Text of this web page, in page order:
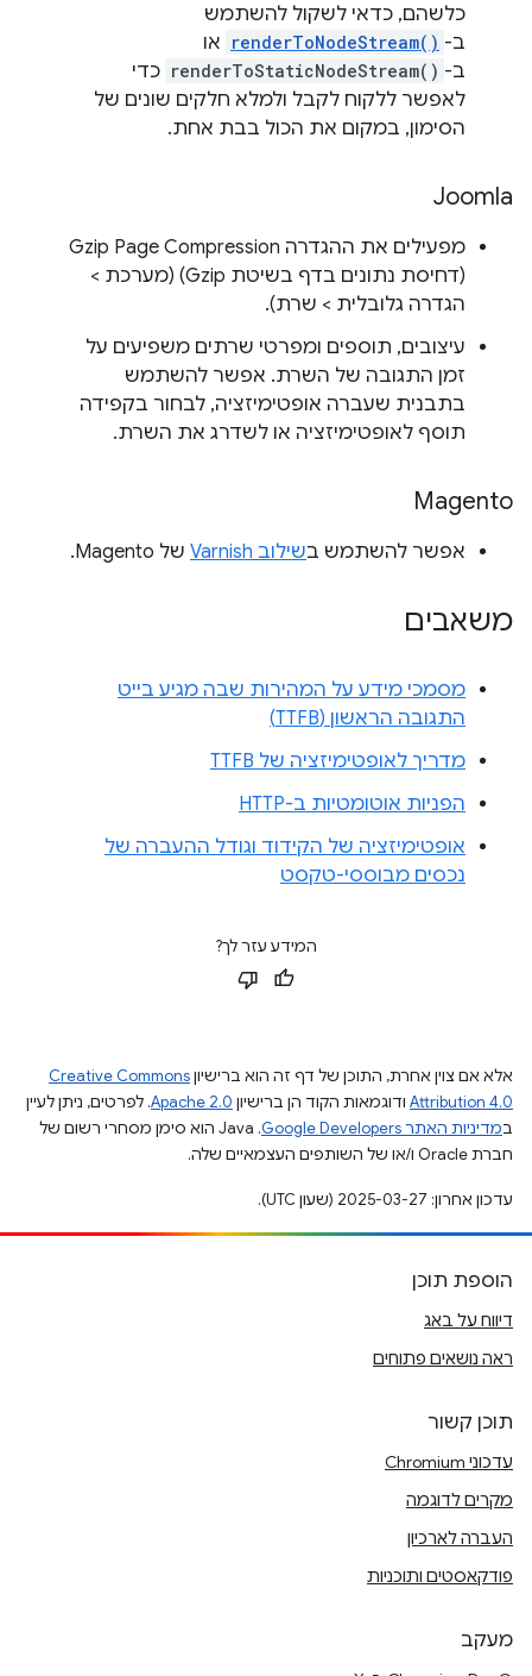
כלשהם, כדאי לשקול להשתמש
ב- renderToNodeStream() או
ב- renderToStaticNodeStream() כדי
לאפשר ללקוח לקבל ולמלא חלקים שונים של
הסימון, במקום את הכול בבת אחת.
Joomla
מפעילים את ההגדרה Gzip Page Compression
(דחיסת נתונים בדף בשיטת Gzip) (מערכת >
הגדרה גלובלית > שרת).
עיצובים, תוספים ומפרטי שרתים משפיעים על
זמן התגובה של השרת. אפשר להשתמש
בתבנית שעברה אופטימיזציה, לבחור בקפידה
תוסף לאופטימיזציה או לשדרג את השרת.
Magento
אפשר להשתמש בשילוב Varnish של Magento.
משאבים
מסמכי מידע על המהירות שבה מגיע בייט
התגובה הראשון (TTFB)
מדריך לאופטימיזציה של TTFB
הפניות אוטומטיות ב-HTTP
אופטימיזציה של הקידוד וגודל ההעברה של
נכסים מבוססי-טקסט
המידע עזר לך?
אלא אם צוין אחרת, התוכן של דף זה הוא ברישיוןCreative Commons
Attribution 4.0 ודוגמאות הקוד הן ברישיון Apache 2.0. לפרטים, ניתן לעיין
במדיניות האתר Google Developers‏
.‏ Java הוא סימן מסחרי רשום של
חברת Oracle ו/או של השותפים העצמאיים שלה.
עדכון אחרון: 2025-03-27 (שעון UTC).
הוספת תוכן
דיווח על באג
ראה נושאים פתוחים
תוכן קשור
עדכוני Chromium
מקרים לדוגמה
העברה לארכיון
פודקאסטים ותוכניות
מעקב